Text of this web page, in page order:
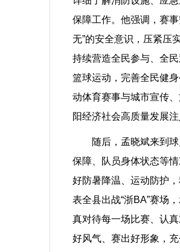
保障工作。他强调，赛
无”的安全意识，压紧压
持续营造全民参与、全
篮球运动，完善全民健
动体育赛事与城市宣传
阳经济社会高质量发展注
随后，孟晓斌来到球
保障、队员身体状态等
好防暑降温、运动防护
表全县出战“浙BA”赛场
真对待每一场比赛、认
好风气、赛出好形象，